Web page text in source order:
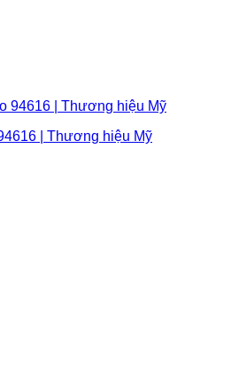
| Thương hiệu Mỹ